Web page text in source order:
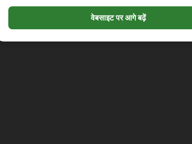
वेबसाइट पर आगे बढ़ें